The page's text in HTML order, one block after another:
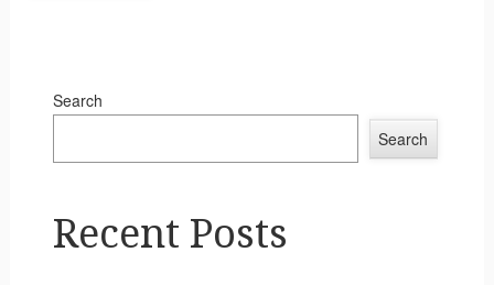
Search
Search
Recent Posts